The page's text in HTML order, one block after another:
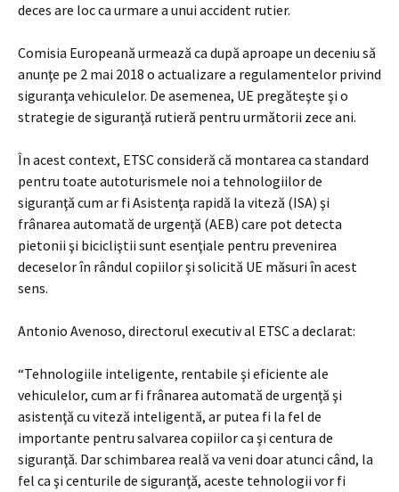
deces are loc ca urmare a unui accident rutier.
Comisia Europeană urmează ca după aproape un deceniu să
anunţe pe 2 mai 2018 o actualizare a regulamentelor privind
siguranţa vehiculelor. De asemenea, UE pregăteşte şi o
strategie de siguranţă rutieră pentru următorii zece ani.
În acest context, ETSC consideră că montarea ca standard
pentru toate autoturismele noi a tehnologiilor de
siguranţă cum ar fi Asistenţa rapidă la viteză (ISA) şi
frânarea automată de urgenţă (AEB) care pot detecta
pietonii şi bicicliştii sunt esenţiale pentru prevenirea
deceselor în rândul copiilor şi solicită UE măsuri în acest
sens.
Antonio Avenoso, directorul executiv al ETSC a declarat:
“Tehnologiile inteligente, rentabile şi eficiente ale
vehiculelor, cum ar fi frânarea automată de urgenţă şi
asistenţă cu viteză inteligentă, ar putea fi la fel de
importante pentru salvarea copiilor ca şi centura de
siguranţă. Dar schimbarea reală va veni doar atunci când, la
fel ca şi centurile de siguranţă, aceste tehnologii vor fi